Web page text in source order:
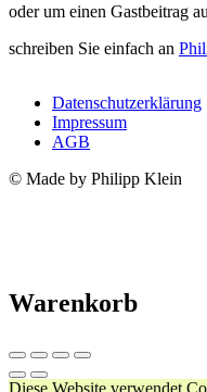
oder um einen Gastbeitrag
schreiben Sie einfach an
Datenschutzerklärung
Impressum
AGB
© Made by Philipp Klein
Warenkorb
Diese Website verwendet